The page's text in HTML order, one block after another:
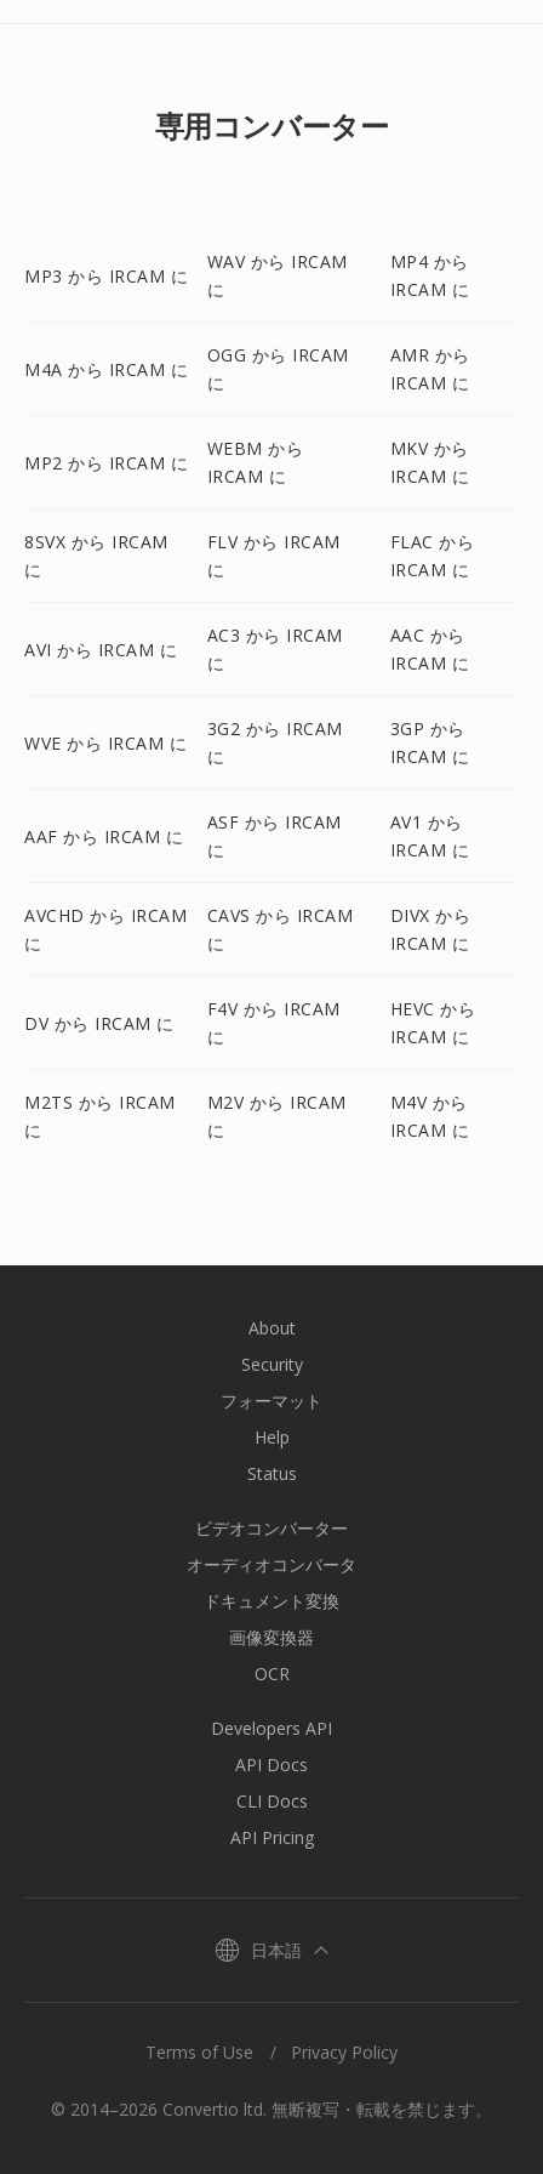
専用コンバーター
MP3 から IRCAM に
WAV から IRCAM
に
MP4 から
IRCAM に
M4A から IRCAM に
OGG から IRCAM
に
AMR から
IRCAM に
MP2 から IRCAM に
WEBM から
IRCAM に
MKV から
IRCAM に
8SVX から IRCAM
に
FLV から IRCAM
に
FLAC から
IRCAM に
AVI から IRCAM に
AC3 から IRCAM
に
AAC から
IRCAM に
WVE から IRCAM に
3G2 から IRCAM
に
3GP から
IRCAM に
AAF から IRCAM に
ASF から IRCAM
に
AV1 から
IRCAM に
AVCHD から IRCAM
に
CAVS から IRCAM
に
DIVX から
IRCAM に
DV から IRCAM に
F4V から IRCAM
に
HEVC から
IRCAM に
M2TS から IRCAM
に
M2V から IRCAM
に
M4V から
IRCAM に
About
Security
フォーマット
Help
Status
ビデオコンバーター
オーディオコンバータ
ドキュメント変換
画像変換器
OCR
Developers API
API Docs
CLI Docs
API Pricing
日本語
© 2014–2026 Convertio ltd. 無断複写・転載を禁じます。
Terms of Use Privacy Policy